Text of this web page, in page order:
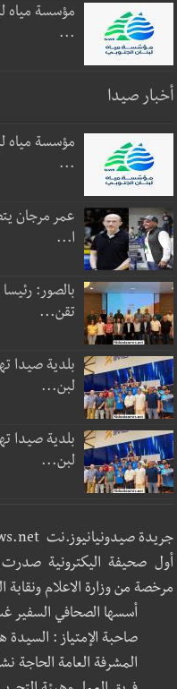
مؤسسة مياه
...
أخبار صيدا
مؤسسة مياه
...
عمر مرجان
ا...
بالصور:
تقن...
بلدية صيدا
لبن...
بلدية صيدا
لبن...
جريدة صيدونيانيوز.نت www.sidonianews.net
مرخصة من وزارة الاعلام ونقابة
أسسها الصحافي السفير
صاحبة الإمتياز : السيدة
المشرفة العامة الحاجة